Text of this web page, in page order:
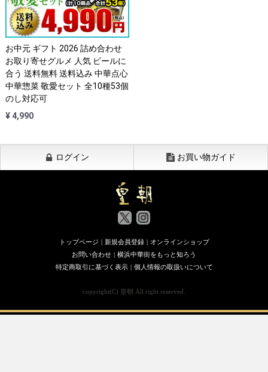
お中元 ギフト 2026 詰め合わせ
お取り寄せグルメ 人気 ビールに
合う 送料無料 送料込み 中華点心
中華惣菜 敬愛セット 全10種53個
のし対応可
¥ 4,990
ログイン お買い物ガイド
トップページ | 新規会員登録 | オンラインショップ
お問い合わせ | 横浜中華街をもっと知ろう
特定商取引に基づく表示 | 個人情報の取扱いについて
copyright(C) 皇朝 All right reserved.